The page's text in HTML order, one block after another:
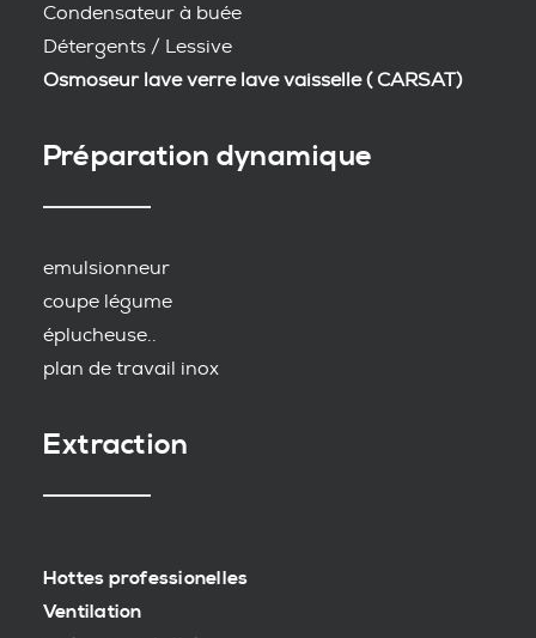
Condensateur à buée
Détergents / Lessive
Osmoseur lave verre lave vaisselle ( CARSAT)
Préparation dynamique
emulsionneur
coupe légume
éplucheuse..
plan de travail inox
Extraction
Hottes professionelles
Ventilation